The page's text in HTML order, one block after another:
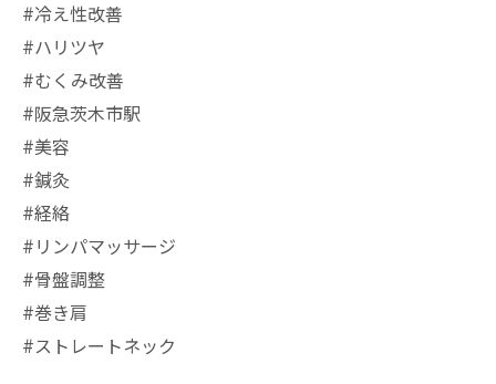
#冷え性改善
#ハリツヤ
#むくみ改善
#阪急茨木市駅
⁡#美容
#鍼灸
#経絡
#リンパマッサージ
#骨盤調整
#巻き肩
#ストレートネック